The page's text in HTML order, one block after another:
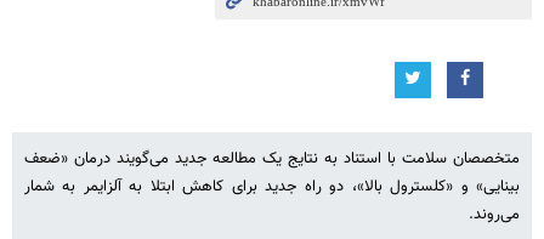
متخصصان سلامت با استناد به نتایج یک مطالعه جدید می‌گویند درمان «ضعف
بینایی» و «کلسترول بالا»، دو راه جدید برای کاهش ابتلا به آلزایمر به شمار
می‌روند.